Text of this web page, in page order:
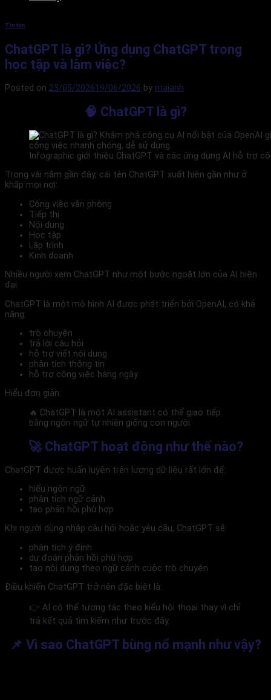
Tin tức
ChatGPT là gì? Ứng dụng ChatGPT trong
học tập và làm việc?
Posted on 23/05/202619/06/2026 by maianh
🧠 ChatGPT là gì?
Infographic giới thiệu ChatGPT và các ứng dụng AI hỗ trợ
Trong vài năm gần đây, cái tên ChatGPT xuất hiện gần như ở
khắp mọi nơi:
Công việc văn phòng
Tiếp thị
Nội dung
Học tập
Lập trình
Kinh doanh
Nhiều người xem ChatGPT như một bước ngoặt lớn của AI hiện
đại.
ChatGPT là một mô hình AI được phát triển bởi OpenAI , có khả
năng:
trò chuyện
trả lời câu hỏi
hỗ trợ viết nội dung
phân tích thông tin
hỗ trợ công việc hàng ngày
Hiểu đơn giản:
🔥 ChatGPT là một AI assistant có thể giao tiếp
bằng ngôn ngữ tự nhiên giống con người.
🚀 ChatGPT hoạt động như thế nào?
ChatGPT được huấn luyện trên lượng dữ liệu rất lớn để:
hiểu ngôn ngữ
phân tích ngữ cảnh
tạo phản hồi phù hợp
Khi người dùng nhập câu hỏi hoặc yêu cầu, ChatGPT sẽ:
phân tích ý định
dự đoán phản hồi phù hợp
tạo nội dung theo ngữ cảnh cuộc trò chuyện
Điều khiến ChatGPT trở nên đặc biệt là:
👉 AI có thể tương tác theo kiểu hội thoại thay vì chỉ
trả kết quả tìm kiếm như trước đây.
📌 Vì sao ChatGPT bùng nổ mạnh như vậy?